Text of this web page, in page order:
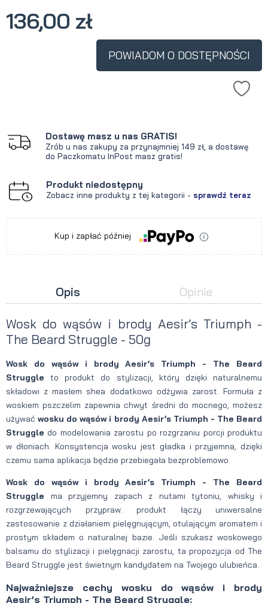
136,00 zł
POWIADOM O DOSTĘPNOŚCI
Dostawę masz u nas GRATIS!
Zrób u nas zakupy za przynajmniej 149 zł, a dostawę
do Paczkomatu InPost masz gratis!
Produkt niedostępny
Zobacz inne produkty z tej kategorii - sprawdź teraz
Kup i zapłać później
Opis Opinie
Wosk do wąsów i brody Aesir’s Triumph -
The Beard Struggle - 50g
Wosk do wąsów i brody Aesir’s Triumph - The Beard
Struggle to produkt do stylizacji, który dzięki naturalnemu
składowi z masłem shea dodatkowo odżywia zarost. Formuła z
woskiem pszczelim zapewnia chwyt średni do mocnego, możesz
używaćwosku do wąsów i brody Aesir’s Triumph - The Beard
Struggle do modelowania zarostu po rozgrzaniu porcji produktu
w dłoniach. Konsystencja wosku jest gładka i przyjemna, dzięki
czemu sama aplikacja będzie przebiegała bezproblemowo.
Wosk do wąsów i brody Aesir’s Triumph - The Beard
Struggle ma przyjemny zapach z nutami tytoniu, whisky i
rozgrzewających przypraw. produkt łączy uniwersalne
zastosowanie z działaniem pielęgnującym, otulającym aromatem i
prostym składem o naturalnej bazie. Jeśli szukasz woskowego
balsamu do stylizacji i pielęgnacji zarostu, ta propozycja od The
Beard Struggle jest świetnym kandydatem na Twojego ulubieńca.
Najważniejsze cechy wosku do wąsów i brody
Aesir’s Triumph - The Beard Struggle: